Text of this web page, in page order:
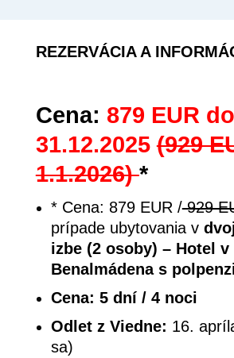
REZERVÁCIA A
Cena: 879 EUR do
31.12.2025(929
1.1.2026)*
* Cena: 879 EUR /929
prípade ubytovania v
izbe (2 osoby) – Hotel v
Benalmádena s
Cena: 5 dní / 4 noci
Odlet z Viedne: 16.
sa)